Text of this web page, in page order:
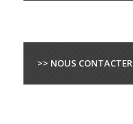
>> NOUS CONTACTER